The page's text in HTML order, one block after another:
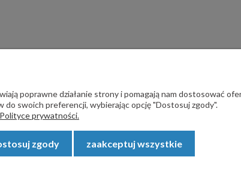
poprawne działanie strony i pomagają nam dostosować
do swoich preferencji, wybierając opcję "Dostosuj zgody".
prywatności.
zgody zaakceptuj wszystkie